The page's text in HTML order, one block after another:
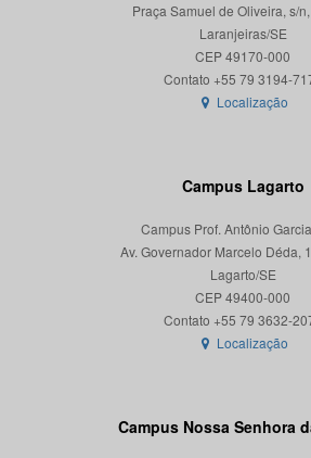
Praça Samuel de Oliveira, s/
Laranjeiras/SE
CEP 49170-000
Localização
Campus Lagarto
Campus Prof. Antônio
Av. Governador Marcelo Déda,
Lagarto/SE
CEP 49400-000
Localização
Campus Nossa Senhora